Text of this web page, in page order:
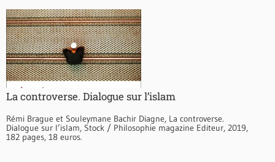
La controverse. Dialogue sur l’islam
Rémi Brague et Souleymane Bachir Diagne, La controverse.
Dialogue sur l’islam, Stock / Philosophie magazine Editeur, 2019,
182 pages, 18 euros.